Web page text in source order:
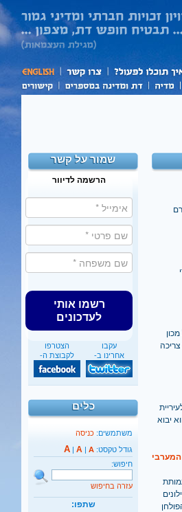
שמור על קשר
הרשמה לדיוור
רשמו אותי
לעדכונים
הצטרפו
לקבוצת ה-
עקבו
אחרינו ב-
כלים
משתמשים: כניסה
גודל טקסט:
A | A | A
חיפוש:
עזרה בחיפוש
שתפו:
של מכון
צריכה
יבוא